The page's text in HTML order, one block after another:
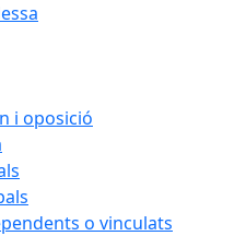
i oposició
o vinculats